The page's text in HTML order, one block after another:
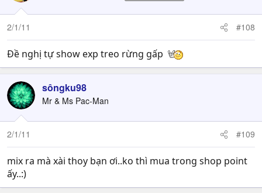
2/1/11 #108
Đề nghị tự show exp treo rừng gấp
sôngku98
Mr & Ms Pac-Man
2/1/11 #109
mix ra mà xài thoy bạn ơi..ko thì mua trong shop point
ấy..:)